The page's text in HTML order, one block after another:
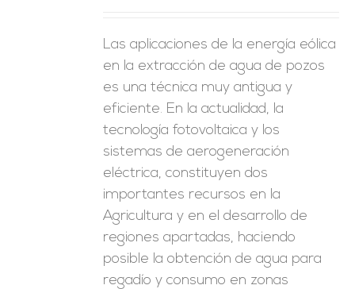
Las aplicaciones de la energía eólica
en la extracción de agua de pozos
es una técnica muy antigua y
eficiente. En la actualidad, la
tecnología fotovoltaica y los
sistemas de aerogeneración
eléctrica, constituyen dos
importantes recursos en la
Agricultura y en el desarrollo de
regiones apartadas, haciendo
posible la obtención de agua para
regadío y consumo en zonas